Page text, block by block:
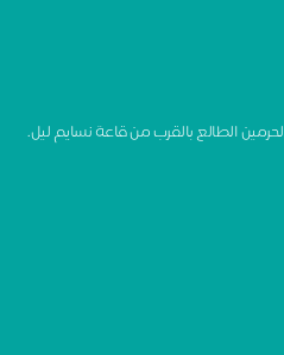
الطالع بالقرب من قاعة نسايم ليل.